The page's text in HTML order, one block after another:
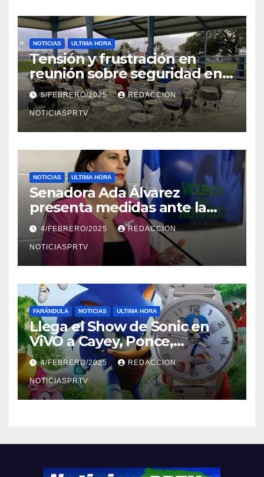
NOTICIAS ULTIMA HORA
Tensión y frustración en
reunión sobre seguridad en
Reparto Metropolitano
5/FEBRERO/2025 REDACCION
NOTICIASPRTV
NOTICIAS ULTIMA HORA
Senadora Ada Álvarez
presenta medidas ante la
violencia en el noviazgo
4/FEBRERO/2025 REDACCION
NOTICIASPRTV
FARÁNDULA NOTICIAS ULTIMA HORA
Llega el Show de Sonic en
ViVO a Cayey, Ponce,
Barceloneta y Humacao,
Relojes gratis para el que
compre ahora….
4/FEBRERO/2025 REDACCION
NOTICIASPRTV